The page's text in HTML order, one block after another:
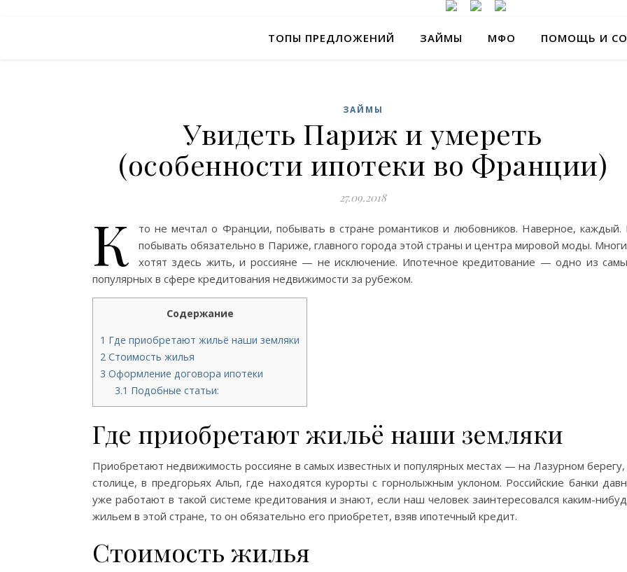
ТОПЫ ПРЕДЛОЖЕНИЙ ЗАЙМЫ МФО ПОМОЩЬ И
ЗАЙМЫ
Увидеть Париж и умереть
(особенности ипотеки во Франции)
27.09.2018
К
то не мечтал о Франции, побывать в стране романтиков и любовников. Наверное, каждый.
побывать обязательно в Париже, главного города этой страны и центра мировой моды.
хотят здесь жить, и россияне — не исключение. Ипотечное кредитование — одно из
популярных в сфере кредитования недвижимости за рубежом.
Содержание
1 Где приобретают жильё наши земляки
2 Стоимость жилья
3 Оформление договора ипотеки
3.1 Подобные статьи:
Где приобретают жильё наши земляки
Приобретают недвижимость россияне в самых известных и популярных местах — на Лазурном берегу,
столице, в предгорьях Альп, где находятся курорты с горнолыжным уклоном. Российские банки
уже работают в такой системе кредитования и знают, если наш человек заинтересовался каким-
жильем в этой стране, то он обязательно его приобретет, взяв ипотечный кредит.
Стоимость жилья